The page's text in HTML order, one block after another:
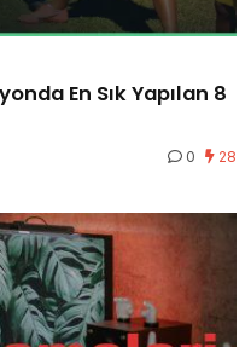
En Sık Yapılan 8
0 28